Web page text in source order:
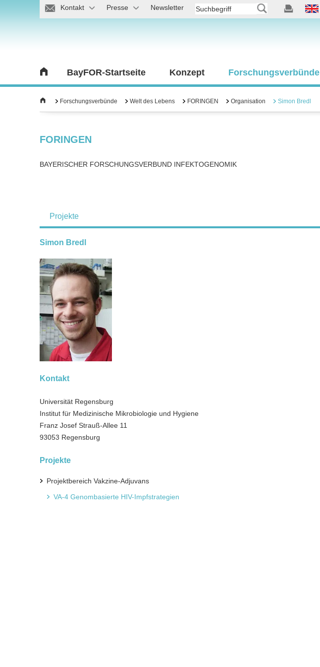
Kontakt Presse Newsletter
BayFOR-Startseite Konzept Forschungsverbünde
Forschungsverbünde Welt des Lebens FORINGEN Organisation Simon Bredl
FORINGEN
BAYERISCHER FORSCHUNGSVERBUND INFEKTOGENOMIK
Projekte
Simon Bredl
Kontakt
Universität Regensburg
Institut für Medizinische Mikrobiologie und Hygiene
Franz Josef Strauß-Allee 11
93053 Regensburg
Projekte
Projektbereich Vakzine-Adjuvans
VA-4 Genombasierte HIV-Impfstrategien